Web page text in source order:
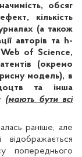
обсяг
кількість
(а також
авторів та h-
Web of Science,
(окремо
модель), в
та інша
(мають бути всі
раніше, але
попереднього